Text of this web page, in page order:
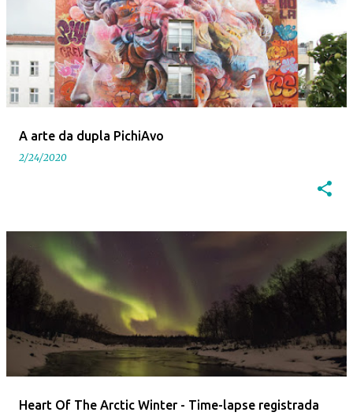
A arte da dupla PichiAvo
2/24/2020
Heart Of The Arctic Winter - Time-lapse registrada